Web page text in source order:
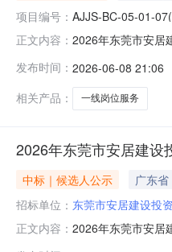
项目编号： AJJS-BC-05-01-
正文内容： 2026年东莞市安居
民币元）A东莞市
发布时间： 2026-06-08 21:06
相关产品：
一线岗位服务
2026年东莞市安居建设
中标｜候选人公示 广东
招标单位： 东莞市安居建设投
正文内容： 2026年东莞市安居